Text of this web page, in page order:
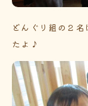
どんぐり組の２
たよ♪